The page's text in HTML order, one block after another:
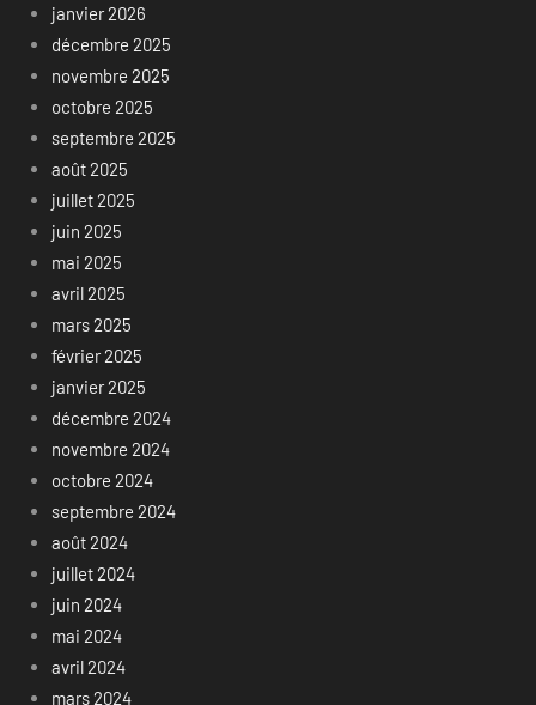
janvier 2026
décembre 2025
novembre 2025
octobre 2025
septembre 2025
août 2025
juillet 2025
juin 2025
mai 2025
avril 2025
mars 2025
février 2025
janvier 2025
décembre 2024
novembre 2024
octobre 2024
septembre 2024
août 2024
juillet 2024
juin 2024
mai 2024
avril 2024
mars 2024